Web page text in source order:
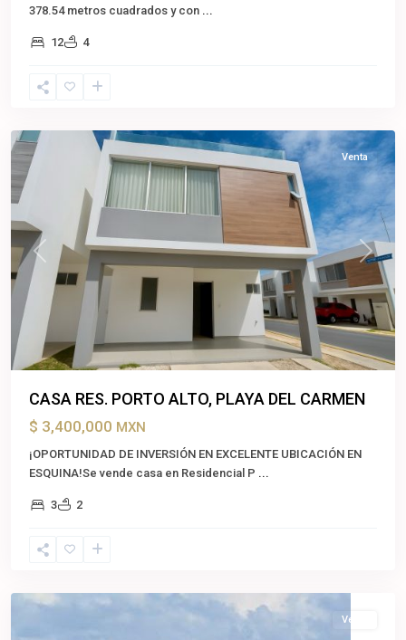
378.54 metros cuadrados y con ...
12 4
Playa
Carmen,
Previous Next
Venta
CASA RES. PORTO ALTO, PLAYA DEL CARMEN
$ 3,400,000 MXN
¡OPORTUNIDAD DE INVERSIÓN EN EXCELENTE UBICACIÓN EN
ESQUINA!Se vende casa en Residencial P ...
3 2
Benito
Venta